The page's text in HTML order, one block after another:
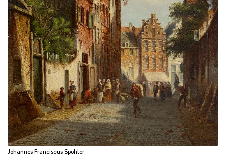
Johannes Franciscus Spohler